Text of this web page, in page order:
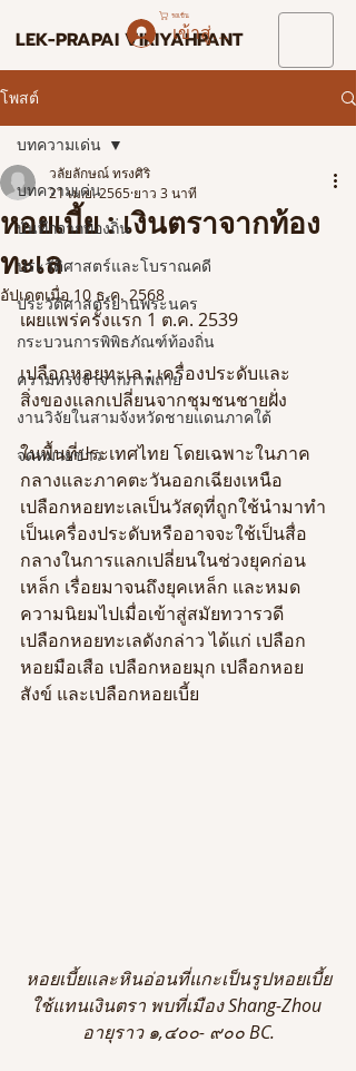
LEK-PRAPAI VIRIYAHPANT
รถเข็น
เข้าสู่ระบบ
โพสต์
บทความเด่น
บันทึกจากท้องถิ่น
ประวัติศาสตร์และโบราณคดี
ประวัติศาสตร์ย่านพระนคร
กระบวนการพิพิธภัณฑ์ท้องถิ่น
ความทรงจำจากภาพถ่าย
งานวิจัยในสามจังหวัดชายแดนภาคใต้
จดหมายข่าว
บทความเด่น
หอยเบี้ย : เงินตราจากท้อง
ทะเล
วลัยลักษณ์ ทรงศิริ
21 เม.ย. 2565 ยาว 3 นาที
อัปเดตเมื่อ10 ธ.ค. 2568
เผยแพร่ครั้งแรก 1 ต.ค. 2539
เปลือกหอยทะเล : เครื่องประดับและ
สิ่งของแลกเปลี่ยนจากชุมชนชายฝั่ง
ในพื้นที่ประเทศไทย โดยเฉพาะในภาค
กลางและภาคตะวันออกเฉียงเหนือ
เปลือกหอยทะเลเป็นวัสดุที่ถูกใช้นำมาทำ
เป็นเครื่องประดับหรืออาจจะใช้เป็นสื่อ
กลางในการแลกเปลี่ยนในช่วงยุคก่อน
เหล็ก เรื่อยมาจนถึงยุคเหล็ก และหมด
ความนิยมไปเมื่อเข้าสู่สมัยทวารวดี
เปลือกหอยทะเลดังกล่าว ได้แก่ เปลือก
หอยมือเสือ เปลือกหอยมุก เปลือกหอย
สังข์ และเปลือกหอยเบี้ย
หอยเบี้ยและหินอ่อนที่แกะเป็นรูปหอยเบี้ย
ใช้แทนเงินตรา พบที่เมือง Shang-Zhou
อายุราว ๑,๔๐๐- ๙๐๐ BC.